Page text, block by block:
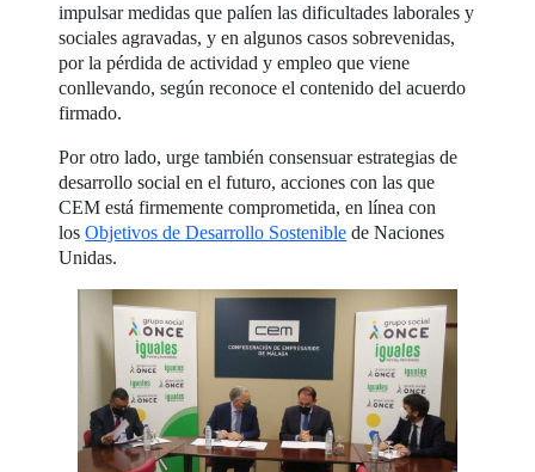
impulsar medidas que palíen las dificultades laborales y
sociales agravadas, y en algunos casos sobrevenidas,
por la pérdida de actividad y empleo que viene
conllevando, según reconoce el contenido del acuerdo
firmado.
Por otro lado, urge también consensuar estrategias de
desarrollo social en el futuro, acciones con las que
CEM está firmemente comprometida, en línea con
losObjetivos de Desarrollo Sostenible de Naciones
Unidas.